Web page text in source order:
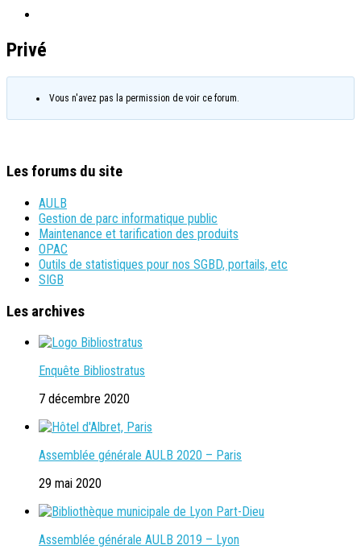
Privé
Vous n'avez pas la permission de voir ce forum.
Les forums du site
AULB
Gestion de parc informatique public
Maintenance et tarification des produits
OPAC
Outils de statistiques pour nos SGBD, portails, etc
SIGB
Les archives
Enquête Bibliostratus
7 décembre 2020
Assemblée générale AULB 2020 – Paris
29 mai 2020
Assemblée générale AULB 2019 – Lyon